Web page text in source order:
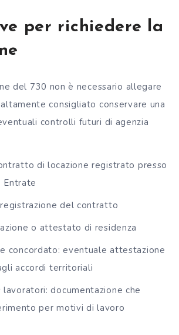
per richiedere la
del 730 non è necessario allegare
consigliato conservare una
controlli futuri di agenzia
di locazione registrato presso
Entrate
del contratto
o attestato di residenza
concordato: eventuale attestazione
accordi territoriali
lavoratori: documentazione che
per motivi di lavoro